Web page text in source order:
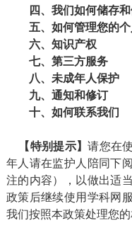
四、我们如何储存
五、如何管理您的
六、知识产权
七、第三方服务
八、未成年人保护
九、通知和修订
十、如何联系我们
【特别提示】请您在
年人请在监护人陪同下
注的内容），以做出适
政策后继续使用学科网
我们按照本政策处理您的